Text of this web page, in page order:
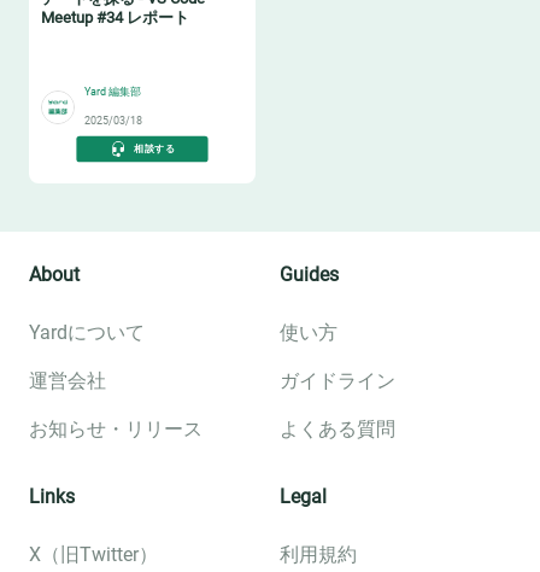
Meetup #34 レポート
Yard 編集部
2025/03/18
相談する
About
Yardについて
運営会社
お知らせ・リリース
Guides
使い方
ガイドライン
よくある質問
Links
X（旧Twitter）
Legal
利用規約